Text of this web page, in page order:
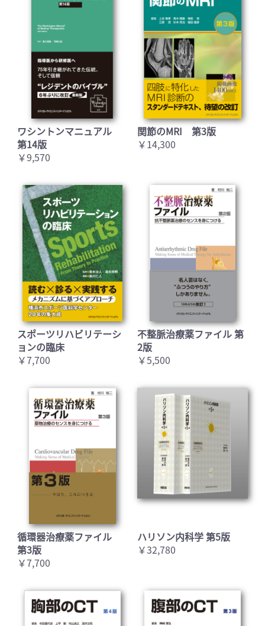
ワシントンマニュアル
第14版
￥9,570
関節のMRI 第3版
￥14,300
スポーツリハビリテーシ
ョンの臨床
￥7,700
不整脈治療薬ファイル 第
2版
￥5,500
循環器治療薬ファイル
第3版
￥7,700
ハリソン内科学 第5版
￥32,780